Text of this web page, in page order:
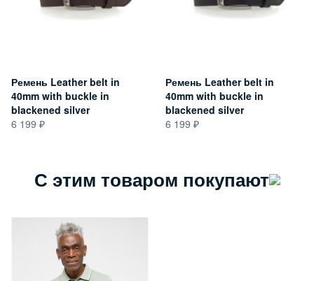
Ремень Leather belt in
40mm with buckle in
blackened silver
6 199
Ремень Leather belt in
40mm with buckle in
blackened silver
6 199
С этим товаром покупают